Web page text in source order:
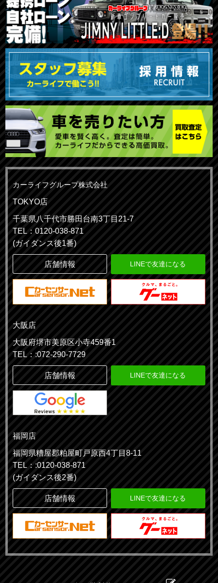
カーライフグループ株式会社
TOKYO店
千葉県八千代市勝田台南3丁目21-7
TEL：0120-038-871
(ガイダンス後1番)
店舗情報 LINEで友達になる
大阪店
大阪府堺市美原区小寺459番1
TEL：:072-290-7729
店舗情報 LINEで友達になる
福岡店
福岡県糟屋郡粕屋町戸原西4丁目8-11
TEL：:0120-038-871
(ガイダンス後2番)
店舗情報 LINEで友達になる